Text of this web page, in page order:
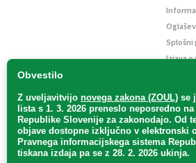
Obvestilo
Z uveljavitvijo novega zakona (ZOUL) se
lista s 1. 3. 2026 preneslo neposredno na
Republike Slovenije za zakonodajo. Od
objave dostopne izključno v elektronski
Pravnega informacijskega sistema
tiskana izdaja pa se z 28. 2. 2026 ukinja.
Splošni
Izjava
Uradni list d. o. o. – v likvidaciji / Vse pravice